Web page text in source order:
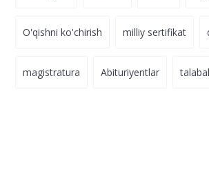
O'qishni ko'chirish milliy sertifikat
magistratura Abituriyentlar